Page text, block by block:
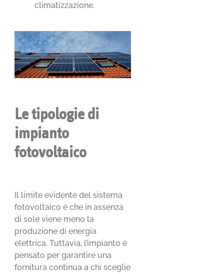
climatizzazione.
Le tipologie di
impianto
fotovoltaico
Il limite evidente del sistema
fotovoltaico è che in assenza
di sole viene meno la
produzione di energia
elettrica. Tuttavia, l’impianto è
pensato per garantire una
fornitura continua a chi sceglie